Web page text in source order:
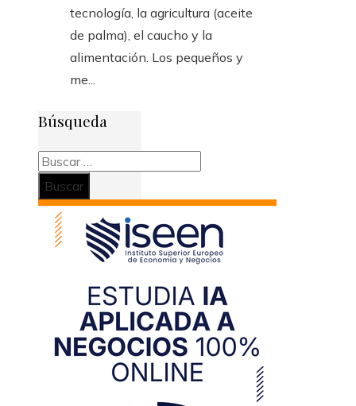
tecnología, la agricultura (aceite
de palma), el caucho y la
alimentación. Los pequeños y
me...
Búsqueda
Buscar: